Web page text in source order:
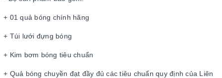
+ 01 quả bóng chính hãng
+ Túi lưới đựng bóng
+ Kim bơm bóng tiêu chuẩn
+ Quả bóng chuyền đạt đầy đủ các tiêu chuẩn quy định của Liên